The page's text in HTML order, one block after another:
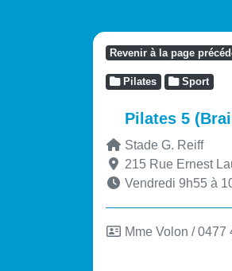
Revenir à la page
Pilates Sport
Pilates 5
Stade G. Reiff
215 Rue Ernest
Vendredi 9h55 à
Mme Volon / 0477